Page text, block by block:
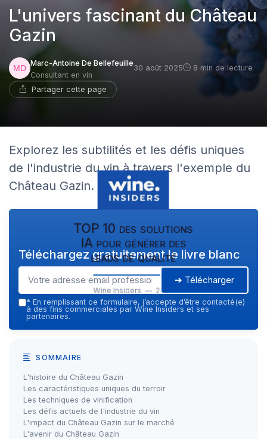
L'univers fascinant du Château
Gazin
Marc-Antoine De Bellefeuille
Consultant en vin
30 août 2025 8 min de lecture
Partager cette page
Explorez les subtilités et les défis uniques
de l'industrie du vin à travers l'exemple du
Château Gazin.
TOP 10 des solutions
IA pour générer des
leads de qualité
Wine Insiders — 2026
Téléchargez gratuitement le livre blanc
➔ Télécharger
* En remplissant ce formulaire, j’accepte d’être contacté(e)
à des fins commerciales par Wine Insiders et ses
partenaires.
SOMMAIRE
L'histoire du Château Gazin
Les caractéristiques uniques du terroir
Les techniques de vinification
Les défis actuels de l'industrie du vin
L'impact du Château Gazin sur le marché
L'avenir du Château Gazin